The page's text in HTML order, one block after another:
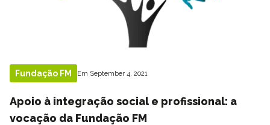
Fundação FM Em September 4, 2021
Apoio à integração social e profissional: a
vocação da Fundação FM